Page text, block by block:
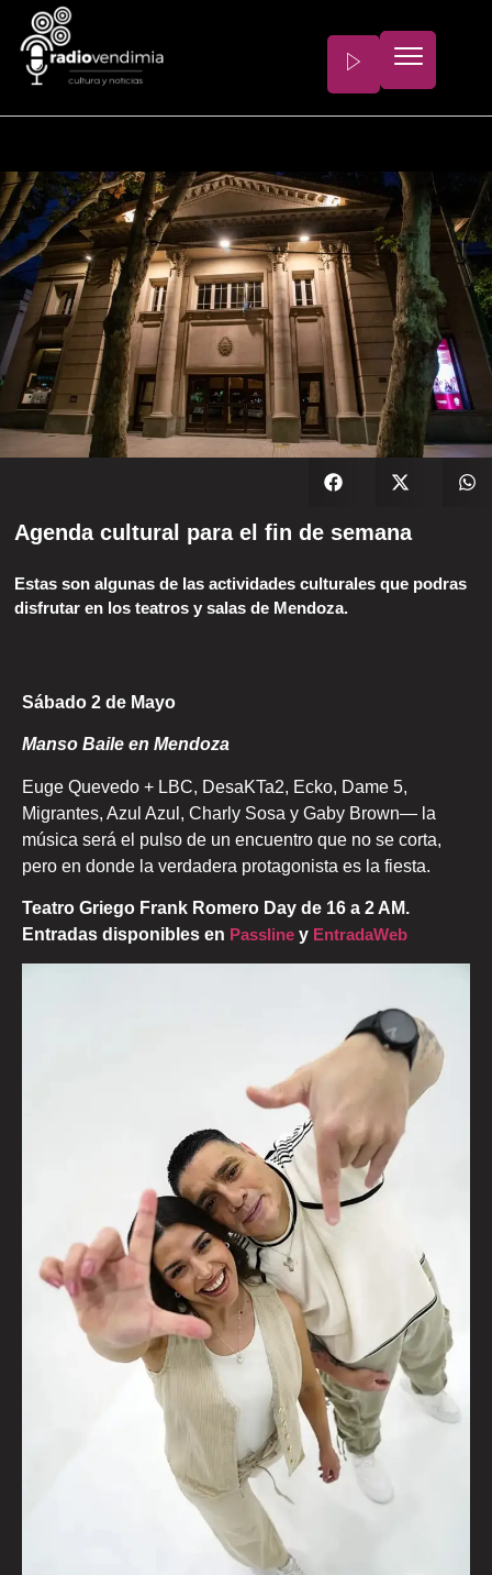
Agenda cultural para el fin de semana
Estas son algunas de las actividades culturales que podras
disfrutar en los teatros y salas de Mendoza.
Sábado 2 de Mayo
Manso Baile en Mendoza
Euge Quevedo + LBC, DesaKTa2, Ecko, Dame 5,
Migrantes, Azul Azul, Charly Sosa y Gaby Brown— la
música será el pulso de un encuentro que no se corta,
pero en donde la verdadera protagonista es la fiesta.
Teatro Griego Frank Romero Day de 16 a 2 AM.
Entradas disponibles en Passline y EntradaWeb